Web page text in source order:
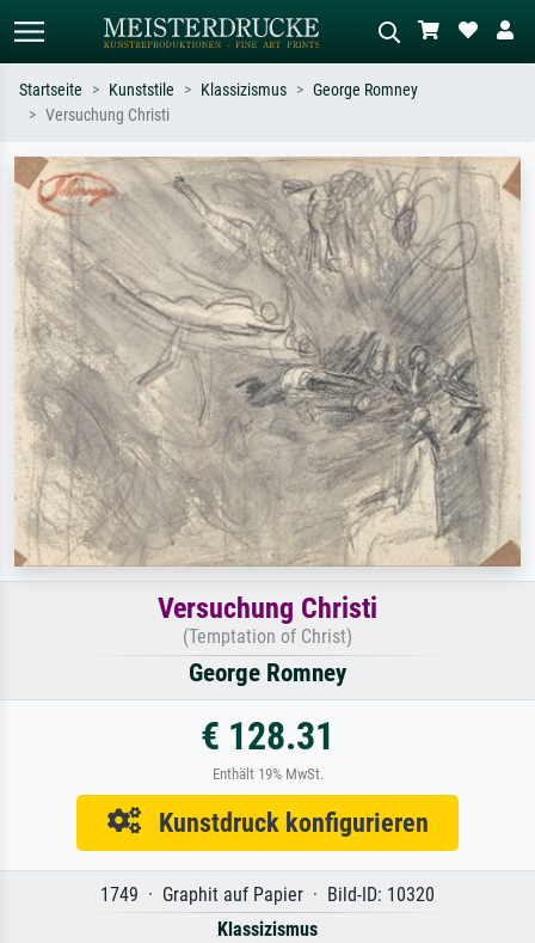
Suchen Sie nach Künstlern, Werktiteln
oder Stilen – z.B. Monet,
Sternennacht, Impressionismus, Welle
Hokusai, Akt.
Beschreiben Sie die Szene – z.B. Grüne
Wiese, Abstrakt mit viel Rot, Dunkles
Ölgemälde, Stehender Akt neben einem
Baum.
Startseite Kunststile Klassizismus
George Romney
Versuchung Christi
Versuchung Christi
(Temptation of Christ)
George Romney
€ 128.31
Enthält 19% MwSt.
Kunstdruck konfigurieren
1749 · Graphit auf Papier · Bild-ID: 10320
Klassizismus